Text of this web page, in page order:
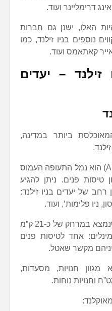
האלו, ישנן גם חברות
נוספים בניו זילנד, כמו
אייר קאתאמס ועוד.
זילנד – יעדים
ביותר במדינה,
נמל התעופה של אוקלנד (AKL) הוא נמל התעופה העמוס
טיסות פנים. ניתן להגיע
רחב של יעדים בניו זילנד:
ניו פלימות’, ועוד.
בנמל התעופה של אוקלנד, שנמצא במרחק של כ-21 ק”מ
אחד לטיסות פנים
מקשר שאטל.
מגוון חנויות, מסעדות,
וחנויות נוחות.